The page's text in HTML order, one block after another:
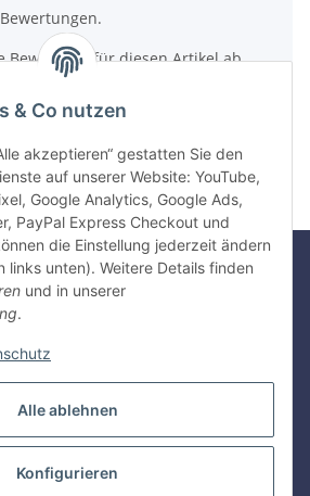
Alle ablehnen
Konfigurieren
& Co nutzen
akzeptieren“ gestatten Sie den
auf unserer Website: YouTube,
Google Analytics, Google Ads,
PayPal Express Checkout und
die Einstellung jederzeit ändern
links unten). Weitere Details finden
und in unserer
.
Bewertung für diesen Artikel ab
bei der Kaufentscheidung